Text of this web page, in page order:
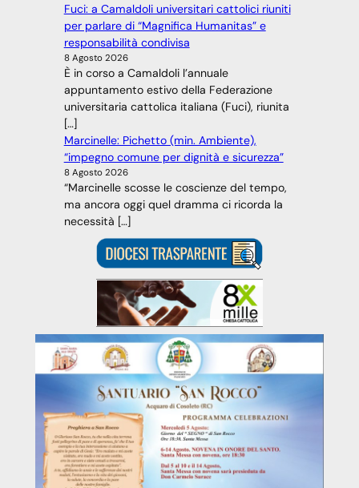
Fuci: a Camaldoli universitari cattolici riuniti
per parlare di “Magnifica Humanitas” e
responsabilità condivisa
8 Agosto 2026
È in corso a Camaldoli l’annuale
appuntamento estivo della Federazione
universitaria cattolica italiana (Fuci), riunita
[…]
Marcinelle: Pichetto (min. Ambiente),
“impegno comune per dignità e sicurezza”
8 Agosto 2026
“Marcinelle scosse le coscienze del tempo,
ma ancora oggi quel dramma ci ricorda la
necessità […]